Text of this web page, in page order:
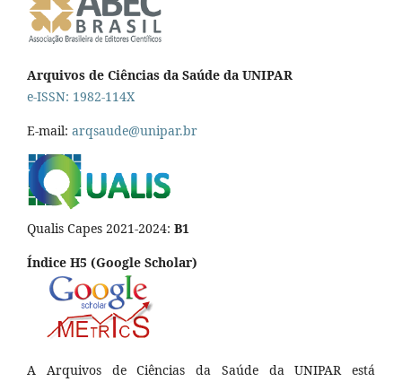
Arquivos de Ciências da Saúde da UNIPAR
e-ISSN: 1982-114X
E-mail: arqsaude@unipar.br
Qualis Capes 2021-2024: B1
Índice H5 (Google Scholar)
A Arquivos de Ciências da Saúde da UNIPAR está